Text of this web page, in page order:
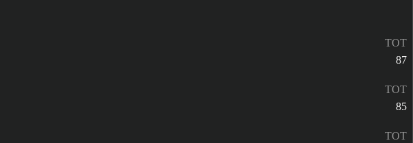
TOT
87
TOT
85
TOT